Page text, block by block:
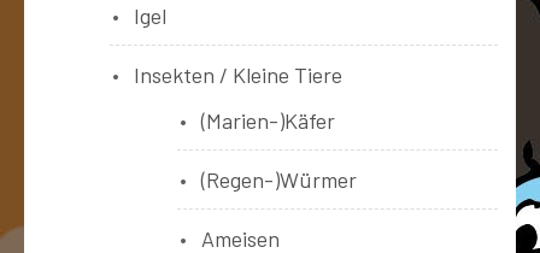
Igel
Insekten / Kleine Tiere
(Marien-)Käfer
(Regen-)Würmer
Ameisen